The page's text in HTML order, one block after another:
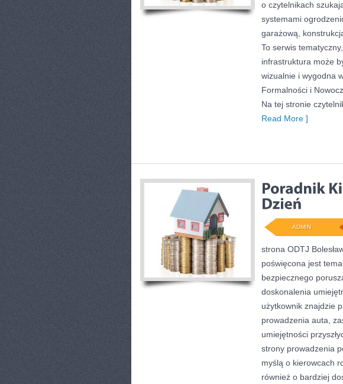
o czytelnikach
systemami
garażową,
To serwis
infrastruktura może
wizualnie i wygodna
Formalności i
Na tej stronie
Read More ]
ADMIN
strona ODTJ
poświęcona jest
bezpiecznego
doskonalenia
użytkownik znajdzie
prowadzenia auta,
umiejętności
strony prowadzenia
myślą o kierowcach
również o bardziej